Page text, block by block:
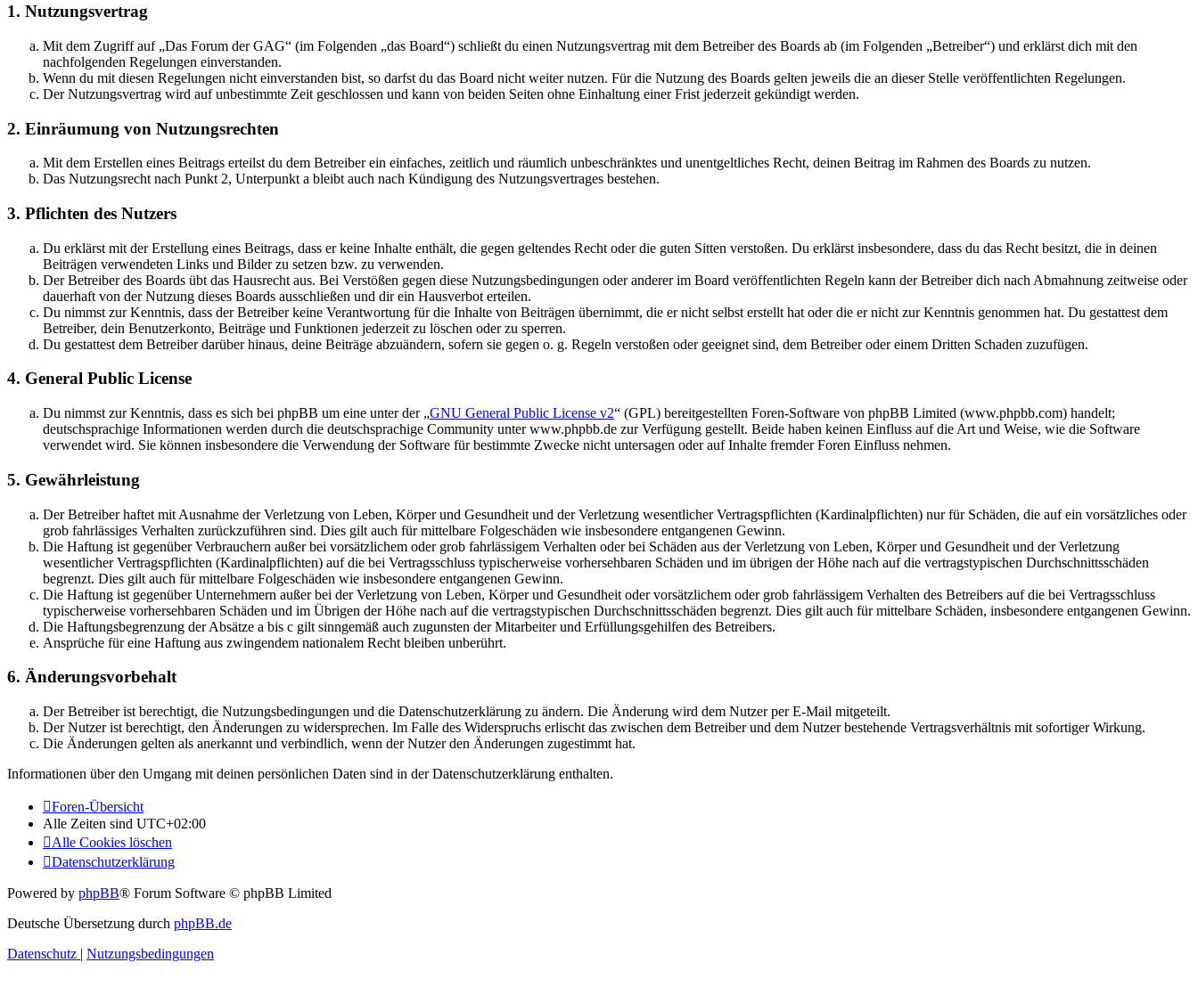
1. Nutzungsvertrag
Mit dem Zugriff auf „Das Forum der GAG“ (im Folgenden „das Board“) schließt du einen Nutzungsvertrag mit dem Betreiber des Boards ab (im Folgenden „Betreiber“) und erklärst dich mit den
nachfolgenden Regelungen einverstanden.
Wenn du mit diesen Regelungen nicht einverstanden bist, so darfst du das Board nicht weiter nutzen. Für die Nutzung des Boards gelten jeweils die an dieser Stelle veröffentlichten Regelungen.
Der Nutzungsvertrag wird auf unbestimmte Zeit geschlossen und kann von beiden Seiten ohne Einhaltung einer Frist jederzeit gekündigt werden.
2. Einräumung von Nutzungsrechten
Mit dem Erstellen eines Beitrags erteilst du dem Betreiber ein einfaches, zeitlich und räumlich unbeschränktes und unentgeltliches Recht, deinen Beitrag im Rahmen des Boards zu nutzen.
Das Nutzungsrecht nach Punkt 2, Unterpunkt a bleibt auch nach Kündigung des Nutzungsvertrages bestehen.
3. Pflichten des Nutzers
Du erklärst mit der Erstellung eines Beitrags, dass er keine Inhalte enthält, die gegen geltendes Recht oder die guten Sitten verstoßen. Du erklärst insbesondere, dass du das Recht besitzt, die in deinen
Beiträgen verwendeten Links und Bilder zu setzen bzw. zu verwenden.
Der Betreiber des Boards übt das Hausrecht aus. Bei Verstößen gegen diese Nutzungsbedingungen oder anderer im Board veröffentlichten Regeln kann der Betreiber dich nach Abmahnung zeitweise oder
dauerhaft von der Nutzung dieses Boards ausschließen und dir ein Hausverbot erteilen.
Du nimmst zur Kenntnis, dass der Betreiber keine Verantwortung für die Inhalte von Beiträgen übernimmt, die er nicht selbst erstellt hat oder die er nicht zur Kenntnis genommen hat. Du gestattest dem
Betreiber, dein Benutzerkonto, Beiträge und Funktionen jederzeit zu löschen oder zu sperren.
Du gestattest dem Betreiber darüber hinaus, deine Beiträge abzuändern, sofern sie gegen o. g. Regeln verstoßen oder geeignet sind, dem Betreiber oder einem Dritten Schaden zuzufügen.
4. General Public License
Du nimmst zur Kenntnis, dass es sich bei phpBB um eine unter der „GNU General Public License v2“ (GPL) bereitgestellten Foren-Software von phpBB Limited (www.phpbb.com) handelt;
deutschsprachige Informationen werden durch die deutschsprachige Community unter www.phpbb.de zur Verfügung gestellt. Beide haben keinen Einfluss auf die Art und Weise, wie die Software
verwendet wird. Sie können insbesondere die Verwendung der Software für bestimmte Zwecke nicht untersagen oder auf Inhalte fremder Foren Einfluss nehmen.
5. Gewährleistung
Der Betreiber haftet mit Ausnahme der Verletzung von Leben, Körper und Gesundheit und der Verletzung wesentlicher Vertragspflichten (Kardinalpflichten) nur für Schäden, die auf ein vorsätzliches oder
grob fahrlässiges Verhalten zurückzuführen sind. Dies gilt auch für mittelbare Folgeschäden wie insbesondere entgangenen Gewinn.
Die Haftung ist gegenüber Verbrauchern außer bei vorsätzlichem oder grob fahrlässigem Verhalten oder bei Schäden aus der Verletzung von Leben, Körper und Gesundheit und der Verletzung
wesentlicher Vertragspflichten (Kardinalpflichten) auf die bei Vertragsschluss typischerweise vorhersehbaren Schäden und im übrigen der Höhe nach auf die vertragstypischen Durchschnittsschäden
begrenzt. Dies gilt auch für mittelbare Folgeschäden wie insbesondere entgangenen Gewinn.
Die Haftung ist gegenüber Unternehmern außer bei der Verletzung von Leben, Körper und Gesundheit oder vorsätzlichem oder grob fahrlässigem Verhalten des Betreibers auf die bei Vertragsschluss
typischerweise vorhersehbaren Schäden und im Übrigen der Höhe nach auf die vertragstypischen Durchschnittsschäden begrenzt. Dies gilt auch für mittelbare Schäden, insbesondere entgangenen Gewinn.
Die Haftungsbegrenzung der Absätze a bis c gilt sinngemäß auch zugunsten der Mitarbeiter und Erfüllungsgehilfen des Betreibers.
Ansprüche für eine Haftung aus zwingendem nationalem Recht bleiben unberührt.
6. Änderungsvorbehalt
Der Betreiber ist berechtigt, die Nutzungsbedingungen und die Datenschutzerklärung zu ändern. Die Änderung wird dem Nutzer per E-Mail mitgeteilt.
Der Nutzer ist berechtigt, den Änderungen zu widersprechen. Im Falle des Widerspruchs erlischt das zwischen dem Betreiber und dem Nutzer bestehende Vertragsverhältnis mit sofortiger Wirkung.
Die Änderungen gelten als anerkannt und verbindlich, wenn der Nutzer den Änderungen zugestimmt hat.
Informationen über den Umgang mit deinen persönlichen Daten sind in der Datenschutzerklärung enthalten.
Foren-Übersicht
Alle Zeiten sind UTC+02:00
Alle Cookies löschen
Datenschutzerklärung
Powered by phpBB® Forum Software © phpBB Limited
Deutsche Übersetzung durch phpBB.de
Datenschutz | Nutzungsbedingungen